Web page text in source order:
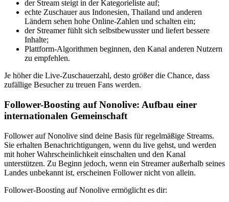
der Stream steigt in der Kategorieliste auf;
echte Zuschauer aus Indonesien, Thailand und anderen
Ländern sehen hohe Online-Zahlen und schalten ein;
der Streamer fühlt sich selbstbewusster und liefert bessere
Inhalte;
Plattform-Algorithmen beginnen, den Kanal anderen Nutzern
zu empfehlen.
Je höher die Live-Zuschauerzahl, desto größer die Chance, dass
zufällige Besucher zu treuen Fans werden.
Follower-Boosting auf Nonolive: Aufbau einer
internationalen Gemeinschaft
Follower auf Nonolive sind deine Basis für regelmäßige Streams.
Sie erhalten Benachrichtigungen, wenn du live gehst, und werden
mit hoher Wahrscheinlichkeit einschalten und den Kanal
unterstützen. Zu Beginn jedoch, wenn ein Streamer außerhalb seines
Landes unbekannt ist, erscheinen Follower nicht von allein.
Follower-Boosting auf Nonolive ermöglicht es dir: